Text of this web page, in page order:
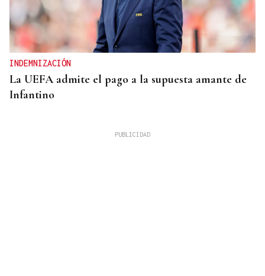
INDEMNIZACIÓN
La UEFA admite el pago a la supuesta amante de
Infantino